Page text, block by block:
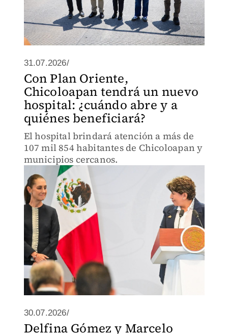
31.07.2026/
Con Plan Oriente,
Chicoloapan tendrá un nuevo
hospital: ¿cuándo abre y a
quiénes beneficiará?
El hospital brindará atención a más de
107 mil 854 habitantes de Chicoloapan y
municipios cercanos.
30.07.2026/
Delfina Gómez y Marcelo